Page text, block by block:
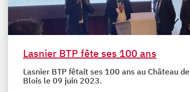
Lasnier BTP fête ses 100 ans
Lasnier BTP fêtait ses 100 ans au Château de
Blois le 09 juin 2023.